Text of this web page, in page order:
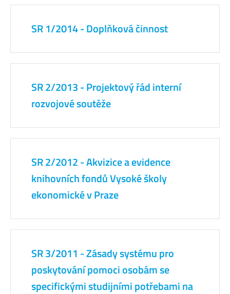
SR 1/2014 - Doplňková činnost
SR 2/2013 - Projektový řád interní
rozvojové soutěže
SR 2/2012 - Akvizice a evidence
knihovních fondů Vysoké školy
ekonomické v Praze
SR 3/2011 - Zásady systému pro
poskytování pomoci osobám se
specifickými studijními potřebami na